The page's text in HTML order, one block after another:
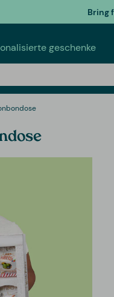
Bring
geschenke